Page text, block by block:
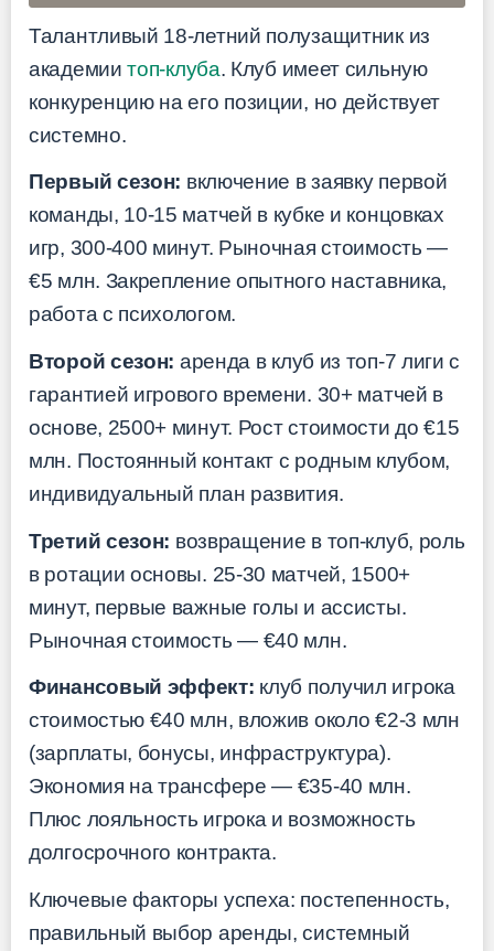
Талантливый 18-летний полузащитник из
академиитоп-клуба. Клуб имеет сильную
конкуренцию на его позиции, но действует
системно.
Первый сезон: включение в заявку первой
команды, 10-15 матчей в кубке и концовках
игр, 300-400 минут. Рыночная стоимость —
€5 млн. Закрепление опытного наставника,
работа с психологом.
Второй сезон: аренда в клуб из топ-7 лиги с
гарантией игрового времени. 30+ матчей в
основе, 2500+ минут. Рост стоимости до €15
млн. Постоянный контакт с родным клубом,
индивидуальный план развития.
Третий сезон: возвращение в топ-клуб, роль
в ротации основы. 25-30 матчей, 1500+
минут, первые важные голы и ассисты.
Рыночная стоимость — €40 млн.
Финансовый эффект: клуб получил игрока
стоимостью €40 млн, вложив около €2-3 млн
(зарплаты, бонусы, инфраструктура).
Экономия на трансфере — €35-40 млн.
Плюс лояльность игрока и возможность
долгосрочного контракта.
Ключевые факторы успеха: постепенность,
правильный выбор аренды, системный